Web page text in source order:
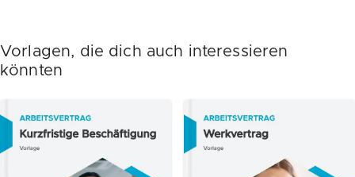
Vorlagen, die dich auch interessieren
könnten